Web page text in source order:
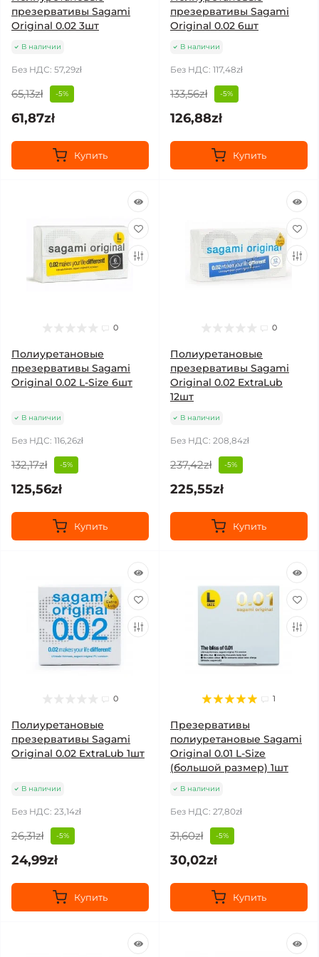
презервативы Sagami
Original 0.02 3шт
В наличии
Без НДС: 57,29zł
65,13zł -5%
61,87zł
Купить
презервативы Sagami
Original 0.02 6шт
В наличии
Без НДС: 117,48zł
133,56zł -5%
126,88zł
Купить
0
Полиуретановые
презервативы Sagami
Original 0.02 L-Size 6шт
В наличии
Без НДС: 116,26zł
132,17zł -5%
125,56zł
Купить
0
Полиуретановые
презервативы Sagami
Original 0.02 ExtraLub
12шт
В наличии
Без НДС: 208,84zł
237,42zł -5%
225,55zł
Купить
0
Полиуретановые
презервативы Sagami
Original 0.02 ExtraLub 1шт
В наличии
Без НДС: 23,14zł
26,31zł -5%
24,99zł
Купить
1
Презервативы
полиуретановые Sagami
Original 0.01 L-Size
(большой размер) 1шт
В наличии
Без НДС: 27,80zł
31,60zł -5%
30,02zł
Купить